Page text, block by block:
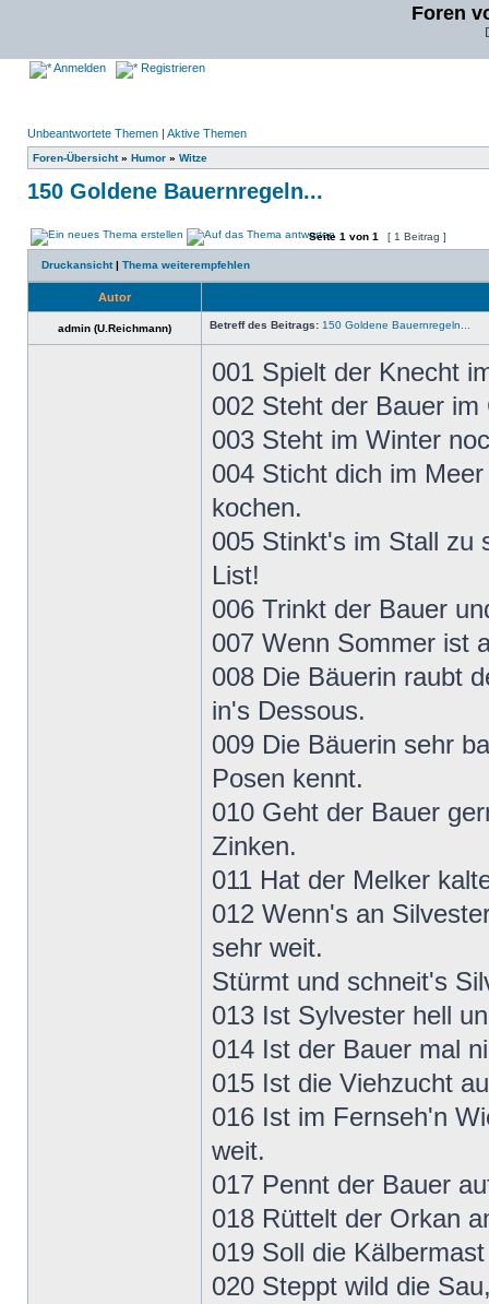
Foren
Anmelden Registrieren
Unbeantwortete Themen | Aktive Themen
Foren-Übersicht» Humor » Witze
150 Goldene Bauernregeln...
Seite 1 von 1 [ 1 Beitrag ]
Druckansicht| Thema weiterempfehlen
Autor
admin (U.Reichmann) Betreff des Beitrags: 150 Goldene Bauernregeln...
001 Spielt der Knecht
002 Steht der Bauer
003 Steht im Winter
004 Sticht dich im
kochen.
005 Stinkt's im Stall zu
List!
006 Trinkt der Bauer
007 Wenn Sommer ist
008 Die Bäuerin raubt
in's Dessous.
009 Die Bäuerin sehr
Posen kennt.
010 Geht der Bauer
Zinken.
011 Hat der Melker
012 Wenn's an
sehr weit.
Stürmt und schneit's
013 Ist Sylvester hell
014 Ist der Bauer mal
015 Ist die Viehzucht
016 Ist im Fernseh'n
weit.
017 Pennt der Bauer
018 Rüttelt der Orkan
019 Soll die
020 Steppt wild die